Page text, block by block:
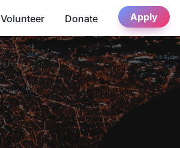
Volunteer Donate Apply